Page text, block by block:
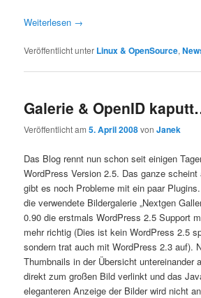
Weiterlesen →
Veröffentlicht unter Linux & OpenSource,
Galerie & OpenID
Veröffentlicht am5. April 2008vonJanek
Das Blog rennt nun schon seit einigen
WordPress Version 2.5. Das ganze
gibt es noch Probleme mit ein paar
die verwendete Bildergalerie „Nextgen
0.90 die erstmals WordPress 2.5 Support
mehr richtig (Dies ist kein WordPress 2.5
sondern trat auch mit WordPress 2.3 auf).
Thumbnails in der Übersicht untereinander
direkt zum großen Bild verlinkt und das
eleganteren Anzeige der Bilder wird nicht